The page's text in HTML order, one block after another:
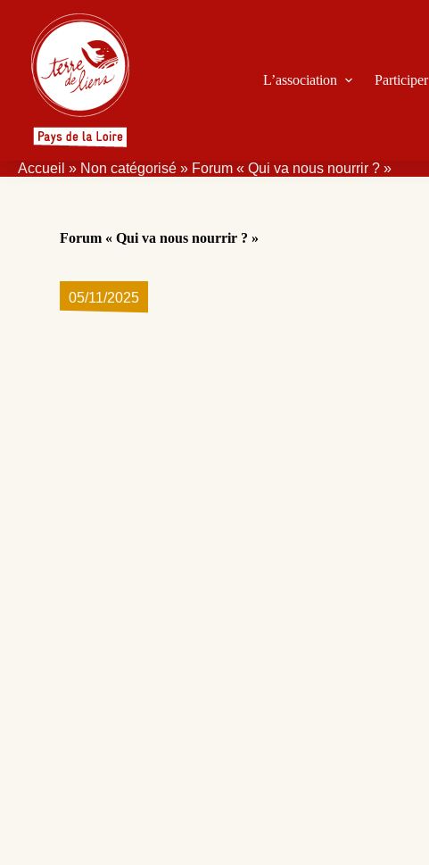
o
n
L’association Participer
Accueil » Non catégorisé » Forum « Qui va nous nourrir ? »
Forum « Qui va nous nourrir ? »
05/11/2025